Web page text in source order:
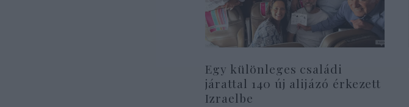
Egy különleges családi
járattal 140 új alijázó érkezett
Izraelbe